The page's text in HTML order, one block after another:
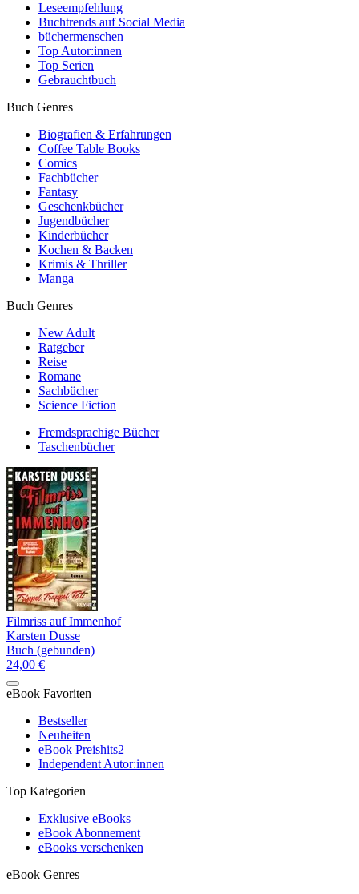
Leseempfehlung
Buchtrends auf Social Media
büchermenschen
Top Autor:innen
Top Serien
Gebrauchtbuch
Buch Genres
Biografien & Erfahrungen
Coffee Table Books
Comics
Fachbücher
Fantasy
Geschenkbücher
Jugendbücher
Kinderbücher
Kochen & Backen
Krimis & Thriller
Manga
Buch Genres
New Adult
Ratgeber
Reise
Romane
Sachbücher
Science Fiction
Fremdsprachige Bücher
Taschenbücher
Filmriss auf Immenhof
Karsten Dusse
Buch (gebunden)
24,00 €
eBook Favoriten
Bestseller
Neuheiten
eBook Preishits2
Independent Autor:innen
Top Kategorien
Exklusive eBooks
eBook Abonnement
eBooks verschenken
eBook Genres